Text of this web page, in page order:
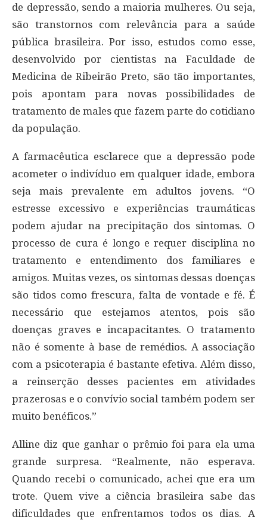
de depressão, sendo a maioria mulheres. Ou seja,
são transtornos com relevância para a saúde
pública brasileira. Por isso, estudos como esse,
desenvolvido por cientistas na Faculdade de
Medicina de Ribeirão Preto, são tão importantes,
pois apontam para novas possibilidades de
tratamento de males que fazem parte do cotidiano
da população.
A farmacêutica esclarece que a depressão pode
acometer o indivíduo em qualquer idade, embora
seja mais prevalente em adultos jovens. “O
estresse excessivo e experiências traumáticas
podem ajudar na precipitação dos sintomas. O
processo de cura é longo e requer disciplina no
tratamento e entendimento dos familiares e
amigos. Muitas vezes, os sintomas dessas doenças
são tidos como frescura, falta de vontade e fé. É
necessário que estejamos atentos, pois são
doenças graves e incapacitantes. O tratamento
não é somente à base de remédios. A associação
com a psicoterapia é bastante efetiva. Além disso,
a reinserção desses pacientes em atividades
prazerosas e o convívio social também podem ser
muito benéficos.”
Alline diz que ganhar o prêmio foi para ela uma
grande surpresa. “Realmente, não esperava.
Quando recebi o comunicado, achei que era um
trote. Quem vive a ciência brasileira sabe das
dificuldades que enfrentamos todos os dias. A